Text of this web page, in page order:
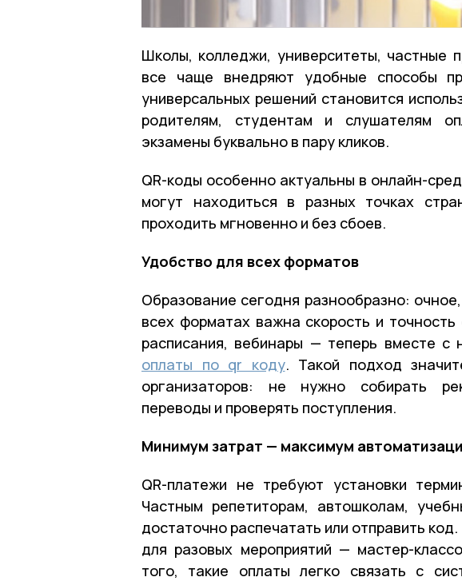
Школы, колледжи, университеты, частные
все чаще внедряют удобные способы
универсальных решений становится
родителям, студентам и слушателям
экзамены буквально в пару кликов.
QR-коды особенно актуальны в онлайн-
могут находиться в разных точках
проходить мгновенно и без сбоев.
Удобство для всех форматов
Образование сегодня разнообразно:
всех форматах важна скорость и
расписания, вебинары — теперь вместе с
оплаты по qr коду. Такой подход
организаторов: не нужно собирать
переводы и проверять поступления.
Минимум затрат — максимум
QR-платежи не требуют установки
Частным репетиторам, автошколам,
достаточно распечатать или отправить
для разовых мероприятий — мастер-
того, такие оплаты легко связать с